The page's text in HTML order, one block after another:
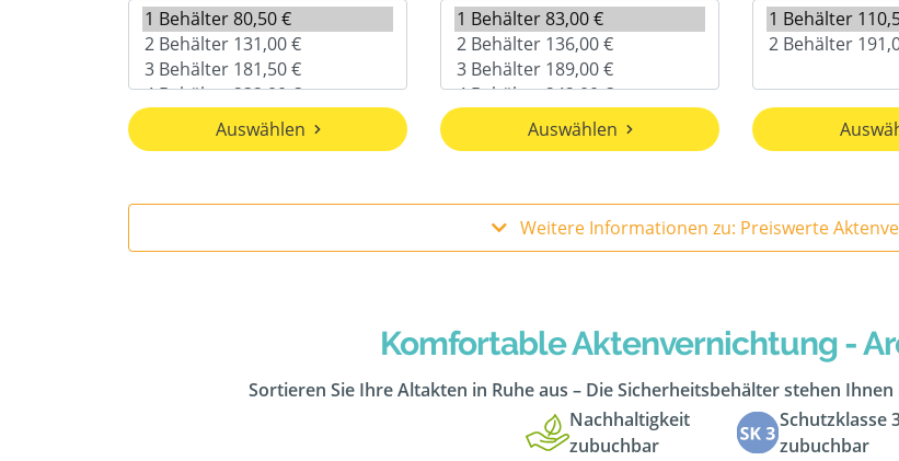
Auswählen Auswählen
Weitere Informationen zu: Preiswerte
Komfortable Aktenvernichtung -
Sortieren Sie Ihre Altakten in Ruhe aus – Die Sicherheitsbehälter stehen
Nachhaltigkeit
zubuchbar
Schutzklasse
zubuchbar